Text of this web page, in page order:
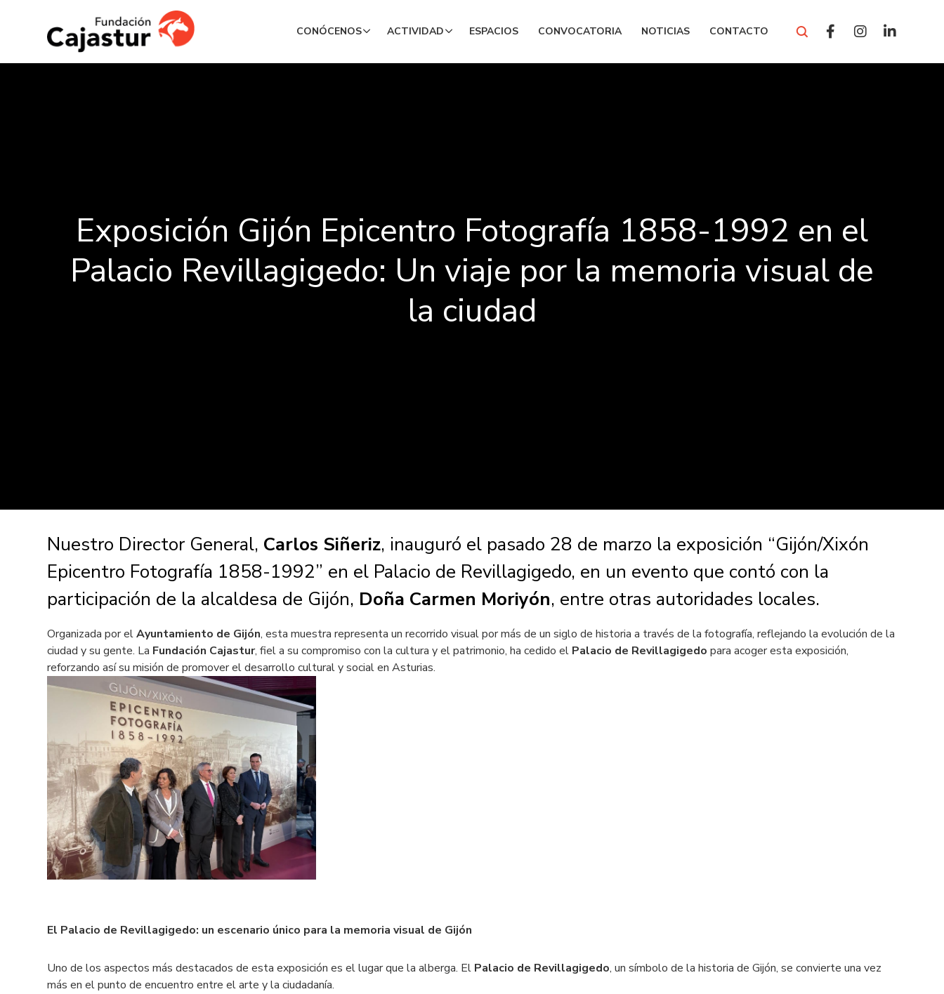
CONÓCENOS ACTIVIDAD ESPACIOS CONVOCATORIA NOTICIAS CONTACTO
Exposición Gijón Epicentro Fotografía 1858-1992 en el
Palacio Revillagigedo: Un viaje por la memoria visual de
la ciudad
Nuestro Director General, Carlos Siñeriz, inauguró el pasado 28 de marzo la exposición “Gijón/Xixón
Epicentro Fotografía 1858-1992” en el Palacio de Revillagigedo, en un evento que contó con la
participación de la alcaldesa de Gijón, Doña Carmen Moriyón, entre otras autoridades locales.
Organizada por elAyuntamiento de Gijón, esta muestra representa un recorrido visual por más de un siglo de historia a través de la fotografía, reflejando la evolución de la
ciudad y su gente. La Fundación Cajastur, fiel a su compromiso con la cultura y el patrimonio, ha cedido el Palacio de Revillagigedo para acoger esta exposición,
reforzando así su misión de promover el desarrollo cultural y social en Asturias.
El Palacio de Revillagigedo: un escenario único para la memoria visual de Gijón
Uno de los aspectos más destacados de esta exposición es el lugar que la alberga. El Palacio de Revillagigedo, un símbolo de la historia de Gijón, se convierte una vez
más en el punto de encuentro entre el arte y la ciudadanía.